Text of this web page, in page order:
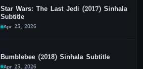
Star Wars: The Last Jedi (2017) Sinhala
Subtitle
Apr 25, 2026
Bumblebee (2018) Sinhala Subtitle
Apr 25, 2026